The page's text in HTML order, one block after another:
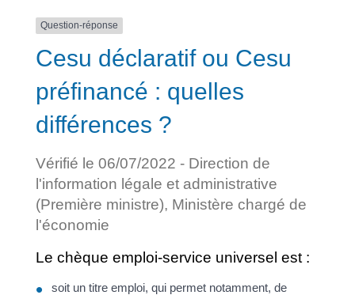
Question-réponse
Cesu déclaratif ou Cesu
préfinancé : quelles
différences ?
Vérifié le 06/07/2022 - Direction de
l'information légale et administrative
(Première ministre), Ministère chargé de
l'économie
Le chèque emploi-service universel est :
soit un titre emploi, qui permet notamment, de